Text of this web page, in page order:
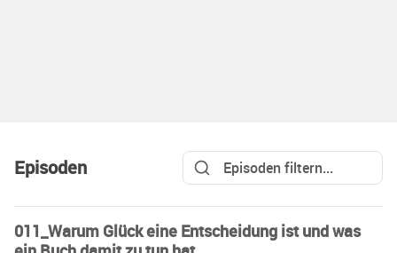
Episoden
011_Warum Glück eine Entscheidung ist und was